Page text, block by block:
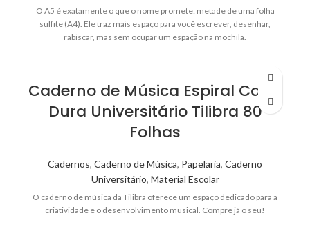
O A5 é exatamente o que o nome promete: metade de uma folha
sulfite (A4). Ele traz mais espaço para você escrever, desenhar,
rabiscar, mas sem ocupar um espação na mochila.
Caderno de Música Espiral Capa
Dura Universitário Tilibra 80
Folhas
Cadernos, Caderno de Música, Papelaria, Caderno
Universitário, Material Escolar
O caderno de música da Tilibra oferece um espaço dedicado para a
criatividade e o desenvolvimento musical. Compre já o seu!